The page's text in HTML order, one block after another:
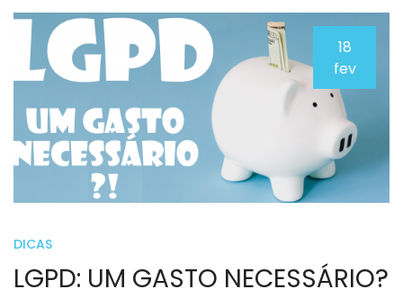
18
fev
DICAS
LGPD: UM GASTO NECESSÁRIO?